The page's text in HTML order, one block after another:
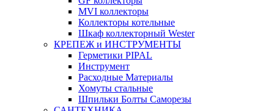
MVI коллекторы
Коллекторы котельные
Шкаф коллекторный Wester
КРЕПЕЖ и ИНСТРУМЕНТЫ
Герметики PIPAL
Инструмент
Расходные Материалы
Хомуты стальные
Шпильки Болты Саморезы